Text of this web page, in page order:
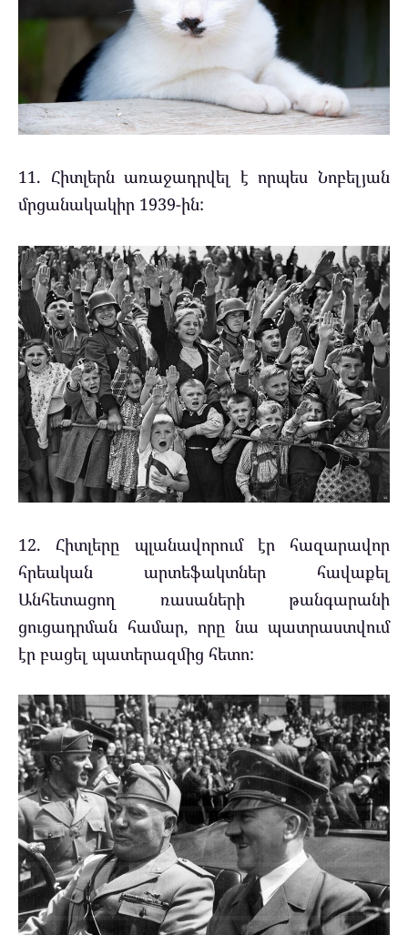
11. Հիտլերն առաջադրվել է որպես Նոբելյան
մրցանակակիր 1939-ին:
12. Հիտլերը պլանավորում էր հազարավոր
հրեական արտեֆակտներ հավաքել
Անհետացող ռասաների թանգարանի
ցուցադրման համար, որը նա պատրաստվում
էր բացել պատերազմից հետո: